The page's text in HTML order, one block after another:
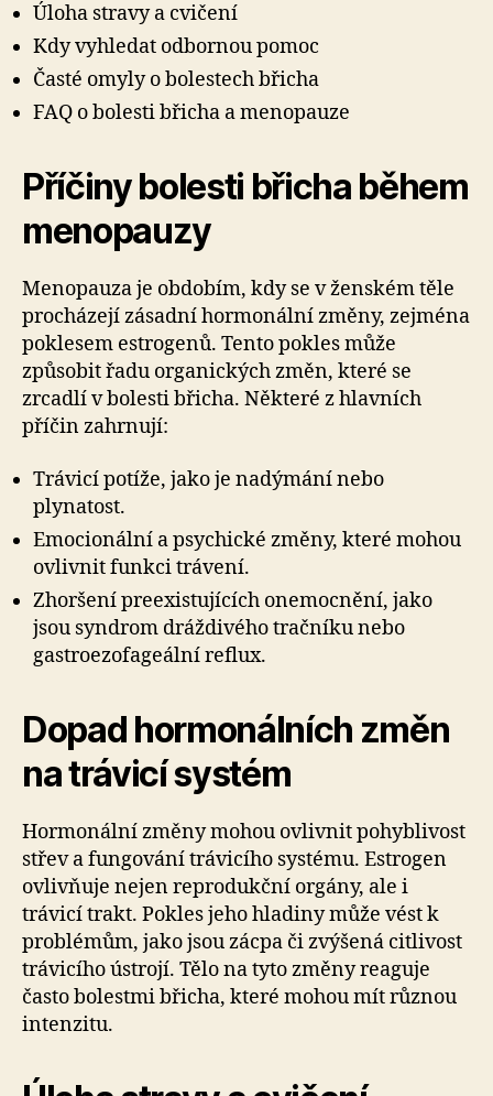
Úloha stravy a cvičení
Kdy vyhledat odbornou pomoc
Časté omyly o bolestech břicha
FAQ o bolesti břicha a menopauze
Příčiny bolesti břicha během
menopauzy
Menopauza je obdobím, kdy se v ženském těle
procházejí zásadní hormonální změny, zejména
poklesem estrogenů. Tento pokles může
způsobit řadu organických změn, které se
zrcadlí v bolesti břicha. Některé z hlavních
příčin zahrnují:
Trávicí potíže, jako je nadýmání nebo
plynatost.
Emocionální a psychické změny, které mohou
ovlivnit funkci trávení.
Zhoršení preexistujících onemocnění, jako
jsou syndrom dráždivého tračníku nebo
gastroezofageální reflux.
Dopad hormonálních změn
na trávicí systém
Hormonální změny mohou ovlivnit pohyblivost
střev a fungování trávicího systému. Estrogen
ovlivňuje nejen reprodukční orgány, ale i
trávicí trakt. Pokles jeho hladiny může vést k
problémům, jako jsou zácpa či zvýšená citlivost
trávicího ústrojí. Tělo na tyto změny reaguje
často bolestmi břicha, které mohou mít různou
intenzitu.